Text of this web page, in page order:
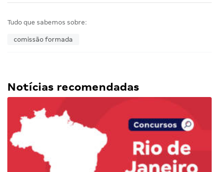
Tudo que sabemos sobre:
comissão formada
Notícias recomendadas